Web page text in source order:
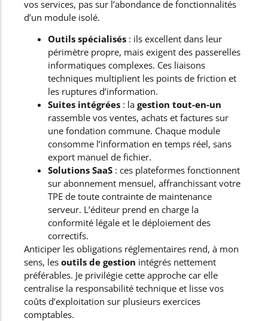
vos services, pas sur l’abondance de fonctionnalités
d’un module isolé.
Outils spécialisés : ils excellent dans leur
périmètre propre, mais exigent des passerelles
informatiques complexes. Ces liaisons
techniques multiplient les points de friction et
les ruptures d’information.
Suites intégrées : la gestion tout-en-un
rassemble vos ventes, achats et factures sur
une fondation commune. Chaque module
consomme l’information en temps réel, sans
export manuel de fichier.
Solutions SaaS : ces plateformes fonctionnent
sur abonnement mensuel, affranchissant votre
TPE de toute contrainte de maintenance
serveur. L’éditeur prend en charge la
conformité légale et le déploiement des
correctifs.
Anticiper les obligations réglementaires rend, à mon
sens, les outils de gestion intégrés nettement
préférables. Je privilégie cette approche car elle
centralise la responsabilité technique et lisse vos
coûts d’exploitation sur plusieurs exercices
comptables.